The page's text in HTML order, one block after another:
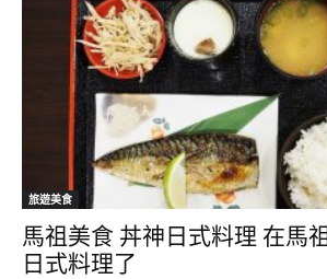
旅遊美食
馬祖美食 丼神日式料理 在馬
日式料理了